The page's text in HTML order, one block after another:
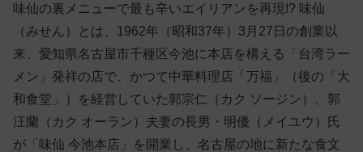
味仙の裏メニューで最も辛いエイリアンを再現!? 味仙
（みせん）とは、1962年（昭和37年）3月27日の創業以
来、愛知県名古屋市千種区今池に本店を構える「台湾ラー
メン」発祥の店で、かつて中華料理店「万福」（後の「大
和食堂」）を経営していた郭宗仁（カク ソージン）、郭
汪蘭（カク オーラン）夫妻の長男・明優（メイユウ）氏
が「味仙 今池本店」を開業し、名古屋の地に新たな食文